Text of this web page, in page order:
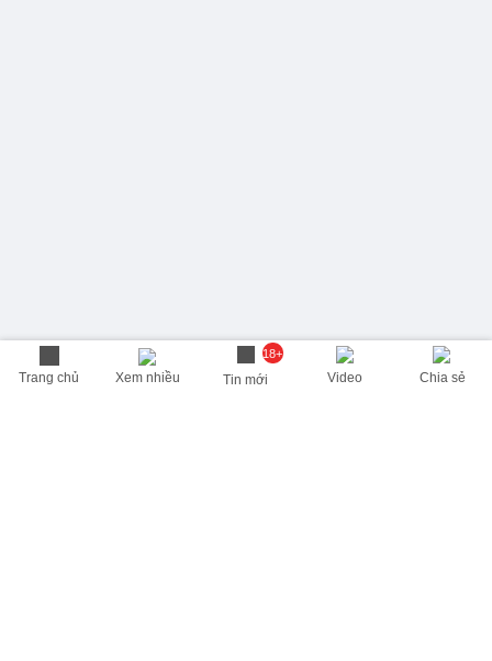
Trang chủ Xem nhiều
18+
Tin mới Video Chia sẻ